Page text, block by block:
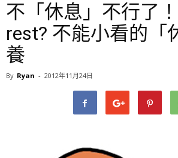
不「休息」不行了
rest? 不能小看的「
養
By Ryan - 2012年11月24日